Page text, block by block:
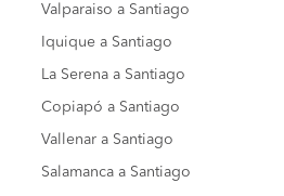
Valparaiso a Santiago
Iquique a Santiago
La Serena a Santiago
Copiapó a Santiago
Vallenar a Santiago
Salamanca a Santiago